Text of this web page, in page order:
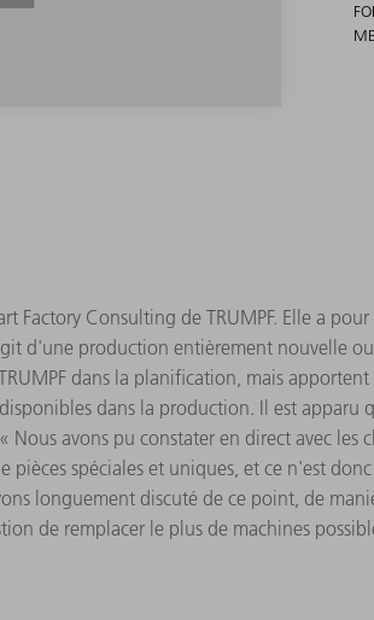
Factory Consulting de TRUMPF. Elle a
d'une production entièrement nouvelle
dans la planification, mais
dans la production. Il est
Nous avons pu constater en direct avec
pièces spéciales et uniques, et ce n'est
longuement discuté de ce point, de
de remplacer le plus de machines